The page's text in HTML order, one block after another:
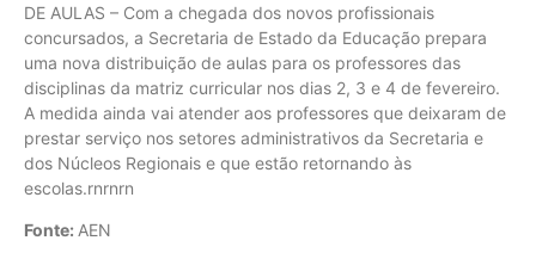
DE AULAS – Com a chegada dos novos profissionais
concursados, a Secretaria de Estado da Educação prepara
uma nova distribuição de aulas para os professores das
disciplinas da matriz curricular nos dias 2, 3 e 4 de fevereiro.
A medida ainda vai atender aos professores que deixaram de
prestar serviço nos setores administrativos da Secretaria e
dos Núcleos Regionais e que estão retornando às
escolas.rnrnrn
Fonte: AEN